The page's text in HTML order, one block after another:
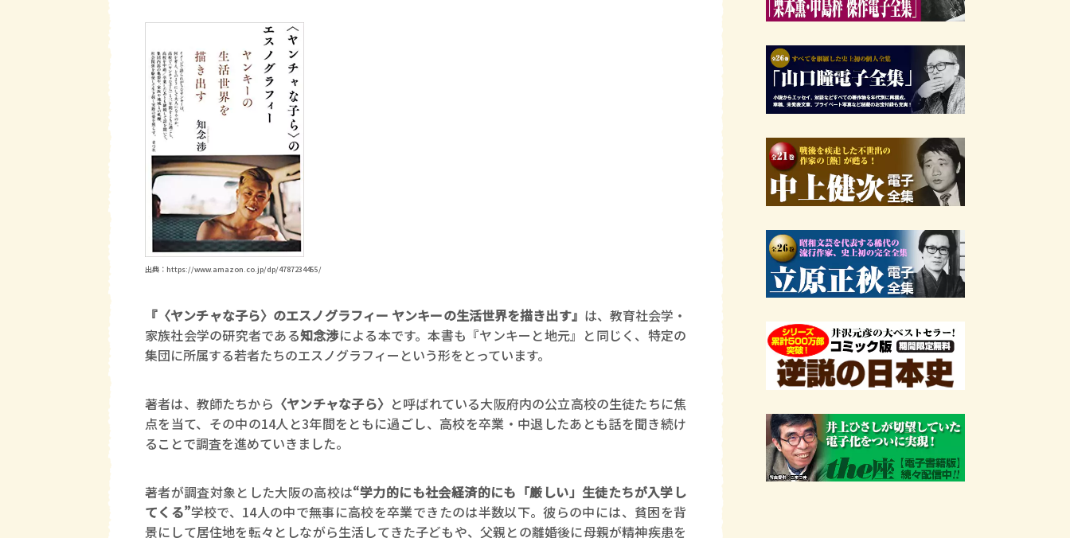
出典：https://www.amazon.co.jp/dp/4787234455/
『〈ヤンチャな子ら〉のエスノグラフィー ヤンキーの生活世界を描き出す』 は、教育社会学・
家族社会学の研究者である知念渉による本です。本書も『ヤンキーと地元』と同じく、特定の
集団に所属する若者たちのエスノグラフィーという形をとっています。
著者は、教師たちから 〈ヤンチャな子ら〉 と呼ばれている大阪府内の公立高校の生徒たちに焦
点を当て、その中の14人と3年間をともに過ごし、高校を卒業・中退したあとも話を聞き続け
ることで調査を進めていきました。
著者が調査対象とした大阪の高校は“学力的にも社会経済的にも「厳しい」生徒たちが入学し
てくる”学校で、14人の中で無事に高校を卒業できたのは半数以下。彼らの中には、貧困を背
景にして居住地を転々としながら生活してきた子どもや、父親との離婚後に母親が精神疾患を